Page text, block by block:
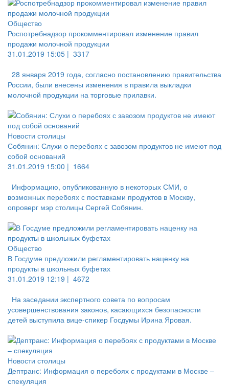
Общество
Роспотребнадзор прокомментировал изменение правил
продажи молочной продукции
31.01.2019 15:05 | 3317
28 января 2019 года, согласно постановлению правительства
России, были внесены изменения в правила выкладки
молочной продукции на торговые прилавки.
Новости столицы
Собянин: Слухи о перебоях с завозом продуктов не имеют под
собой оснований
31.01.2019 15:00 | 1664
Информацию, опубликованную в некоторых СМИ, о
возможных перебоях с поставками продуктов в Москву,
опроверг мэр столицы Сергей Собянин.
Общество
В Госдуме предложили регламентировать наценку на
продукты в школьных буфетах
31.01.2019 12:19 | 4672
На заседании экспертного совета по вопросам
усовершенствования законов, касающихся безопасности
детей выступила вице-спикер Госдумы Ирина Яровая.
Новости столицы
Дептранс: Информация о перебоях с продуктами в Москве –
спекуляция